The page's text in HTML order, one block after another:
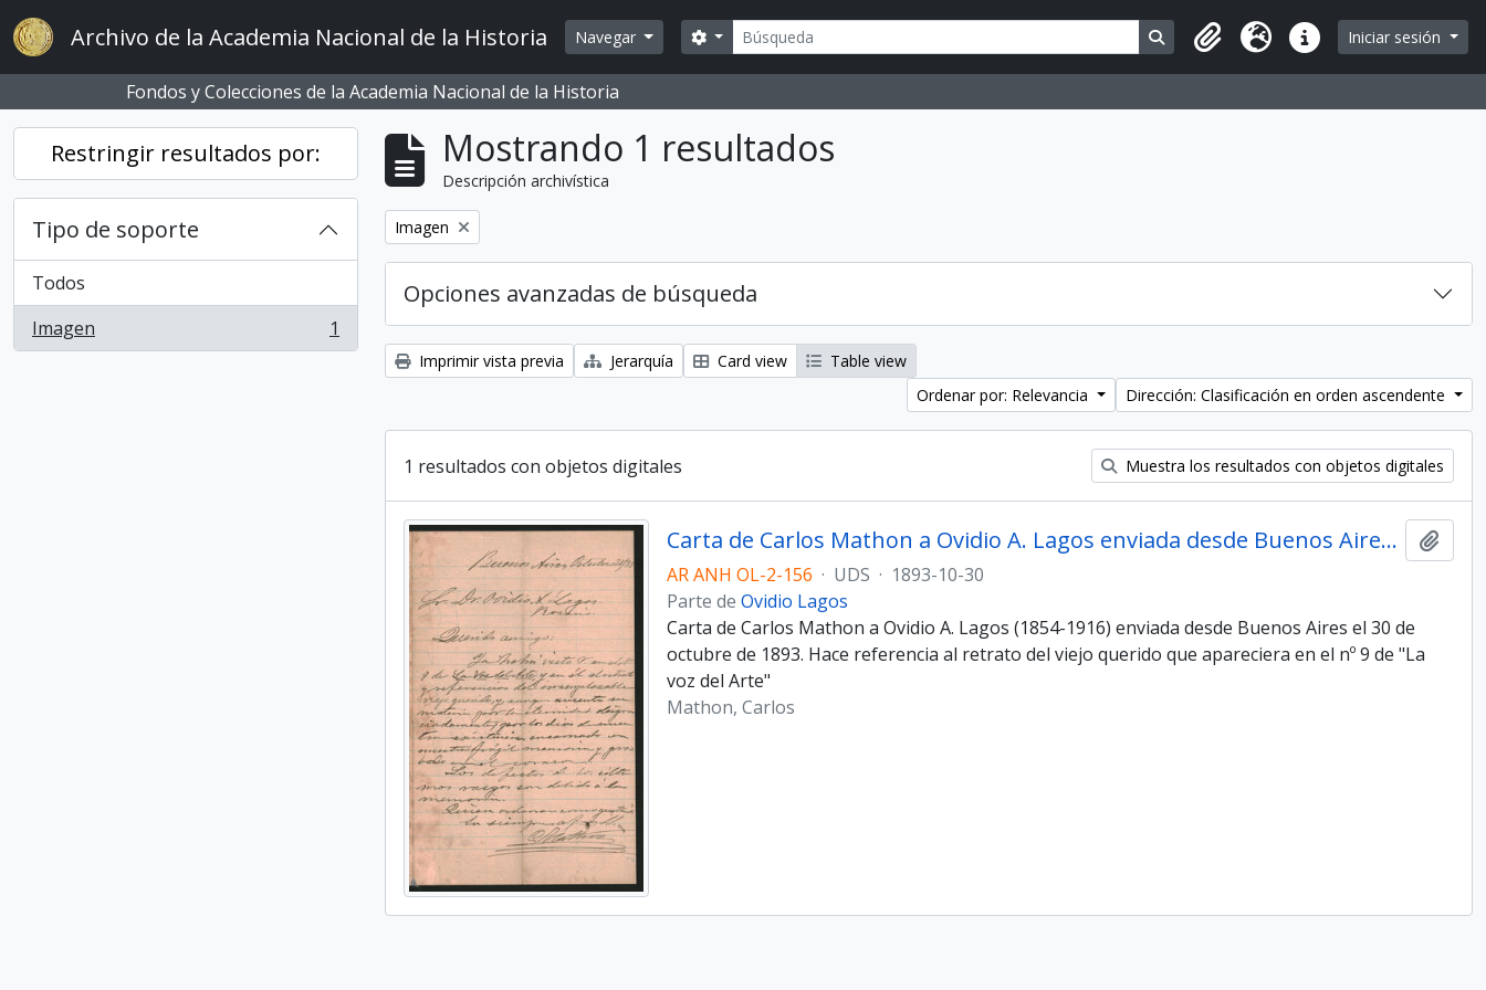
Skip to main content
Archivo de la Academia Nacional de la Historia Navegar Búsqueda
Search options Search in browse page
Portapapeles
Idioma Enlaces rápidos
Iniciar sesión
Fondos y Colecciones de la Academia Nacional de la Historia
Restringir resultados por:
Tipo de soporte
Todos
Imagen
, 1 resultados 1
Mostrando 1 resultados
Descripción archivística
Remove filter:
Imagen
Opciones avanzadas de búsqueda
Imprimir vista previa Jerarquía Card view
Table view
Ordenar por: Relevancia
Dirección: Clasificación en orden ascendente
1 resultados con objetos digitales Muestra los resultados con objetos digitales
Carta de Carlos Mathon a Ovidio A. Lagos enviada desde Buenos Aires el 30 de octubre de 1893
AR ANH OL-2-156 · UDS · 1893-10-30
Parte de Ovidio Lagos
Carta de Carlos Mathon a Ovidio A. Lagos (1854-1916) enviada desde Buenos Aires el 30 de
octubre de 1893. Hace referencia al retrato del viejo querido que apareciera en el nº 9 de "La
voz del Arte"
Mathon, Carlos